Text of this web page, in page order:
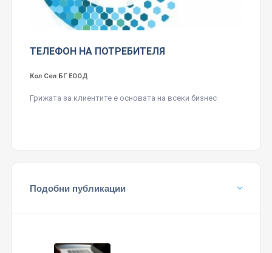
ТЕЛЕФОН НА ПОТРЕБИТЕЛЯ
Кол Сел БГ ЕООД
Грижата за клиентите е основата на всеки бизнес
Подобни публикации